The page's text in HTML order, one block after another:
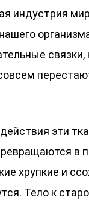
индустрия
связки,
эти
в
хрупкие и
Тело к